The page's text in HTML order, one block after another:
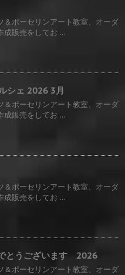
＆ポーセリンアート教室、オーダ
成販売をしてお ...
シェ 2026 3月
＆ポーセリンアート教室、オーダ
成販売をしてお ...
＆ポーセリンアート教室、オーダ
成販売をしてお ...
とうございます 2026
＆ポーセリンアート教室、オーダ